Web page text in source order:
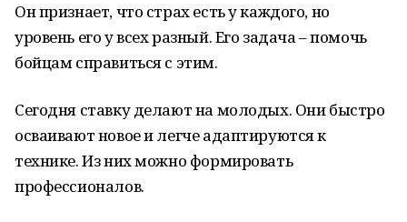
Он признает, что страх есть у каждого, но
уровень его у всех разный. Его задача – помочь
бойцам справиться с этим.
Сегодня ставку делают на молодых. Они быстро
осваивают новое и легче адаптируются к
технике. Из них можно формировать
профессионалов.